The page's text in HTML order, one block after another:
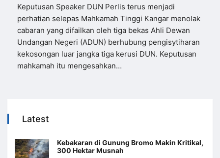
Keputusan Speaker DUN Perlis terus menjadi
perhatian selepas Mahkamah Tinggi Kangar menolak
cabaran yang difailkan oleh tiga bekas Ahli Dewan
Undangan Negeri (ADUN) berhubung pengisytiharan
kekosongan luar jangka tiga kerusi DUN. Keputusan
mahkamah itu mengesahkan…
Latest
Kebakaran di Gunung Bromo Makin Kritikal,
300 Hektar Musnah